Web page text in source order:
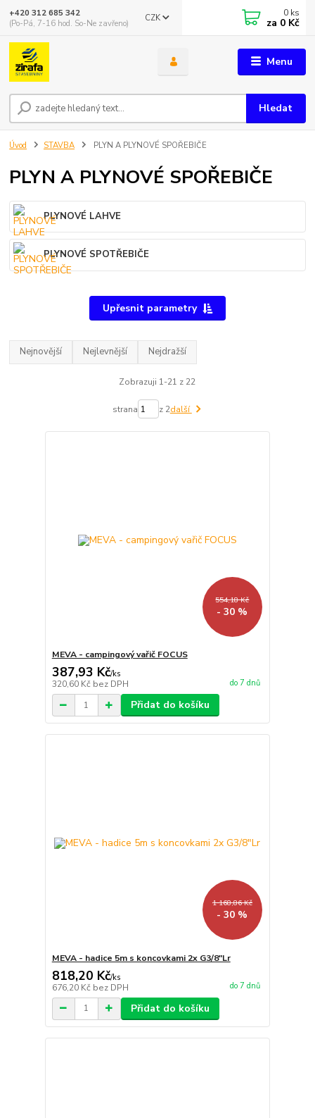
Menu
CZK
Hledat
+420 312 685 342
(Po-Pá, 7-16 hod. So-Ne zavřeno)
0 ks
za 0 Kč
Úvod STAVBA PLYN A PLYNOVÉ SPOŘEBIČE
PLYN A PLYNOVÉ SPOŘEBIČE
PLYNOVÉ LAHVE
PLYNOVÉ SPOTŘEBIČE
Upřesnit parametry
Nejnovější Nejlevnější Nejdražší
Zobrazuji 1-21 z 22
strana z 2další
554,18 Kč
- 30 %
MEVA - campingový vařič FOCUS
387,93 Kč/ks
320,60 Kč bez DPH do 7 dnů
Přidat do košíku
1 168,86 Kč
- 30 %
MEVA - hadice 5m s koncovkami 2x G3/8"Lr
818,20 Kč/ks
676,20 Kč bez DPH do 7 dnů
Přidat do košíku